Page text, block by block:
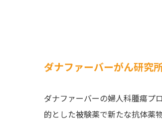
ダナファーバーがん研究
ダナファーバーの婦人科腫瘍プ
的とした被験薬で新たな抗体薬